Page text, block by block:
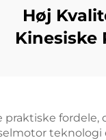
Høj
Kinesiske
praktiske